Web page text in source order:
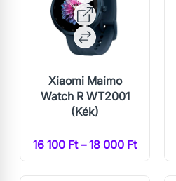
Xiaomi Maimo
Watch R WT2001
(Kék)
16 100 Ft – 18 000 Ft